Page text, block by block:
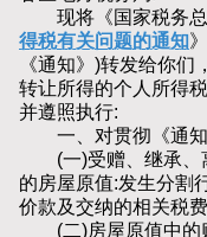
现将《国家税务
得税有关问题的通知
《通知》)转发给你
转让所得的个人所得
并遵照执行:
一、对贯彻《通知
(一)受赠、继承、
的房屋原值:发生分割
价款及交纳的相关税费
(二)房屋原值中的